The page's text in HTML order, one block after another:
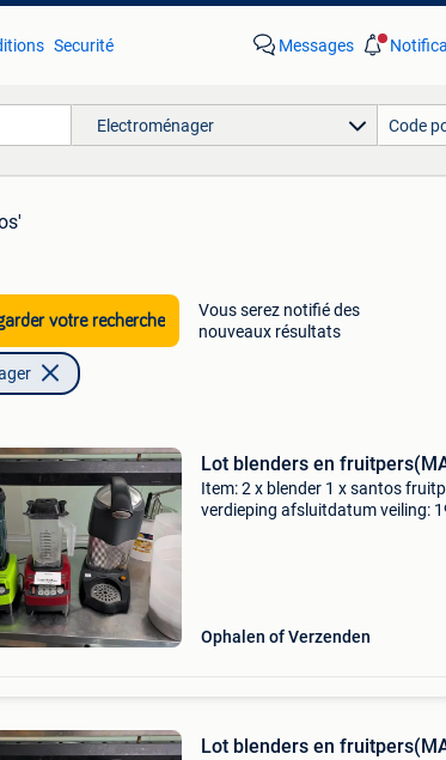
Securité Messages
Electroménager
votre recherche
Vous serez notifié des
nouveaux résultats
Lot blenders en
Item: 2 x blender 1 x santos
verdieping afsluitdatum veiling:
Ophalen of Verzenden
Lot blenders en